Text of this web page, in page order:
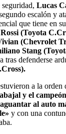
Lucas
escalón y
que tiene en
(Toyota
(Chevrolet
Stang
tras defenderse
a la orden
y el
al auto
y con una